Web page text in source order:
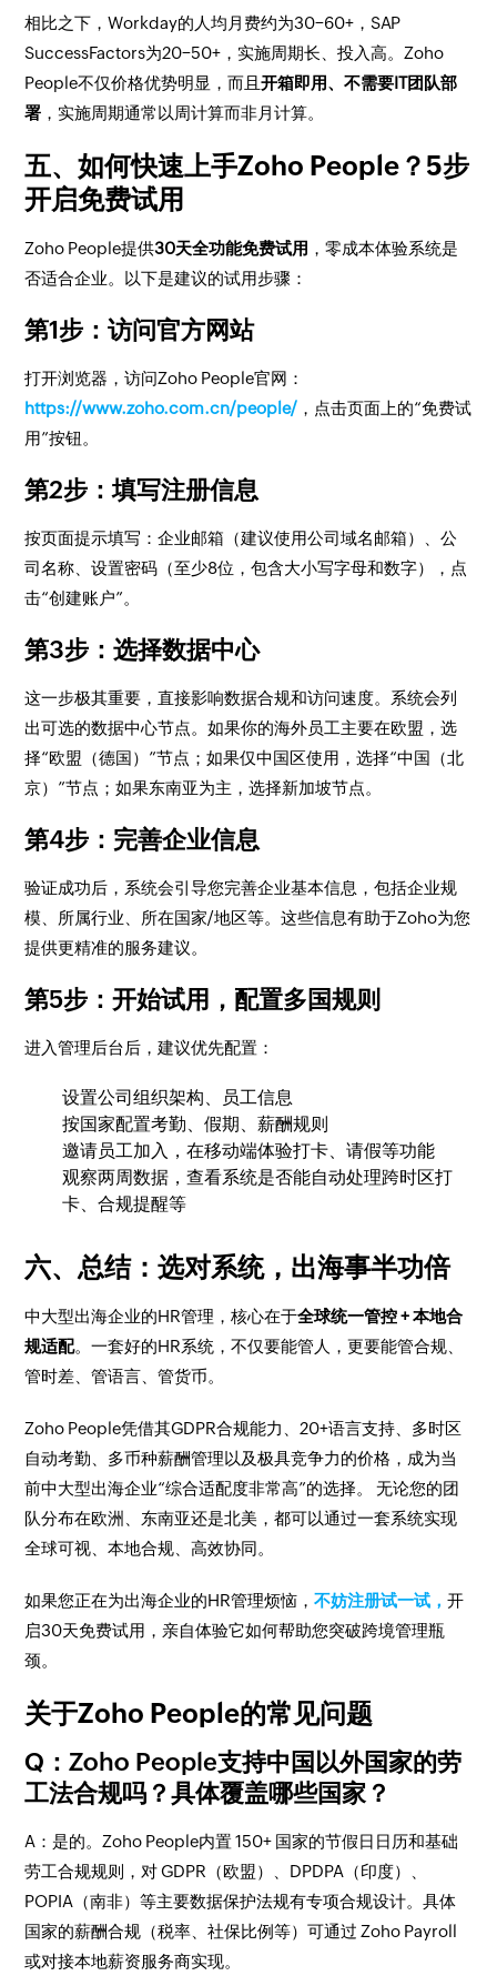
相比之下，Workday的人均月费约为30−60+，SAP
SuccessFactors为20−50+，实施周期长、投入高。Zoho
People不仅价格优势明显，而且开箱即用、不需要IT团队部
署 ，实施周期通常以周计算而非月计算。
五、如何快速上手Zoho People？5步
开启免费试用
Zoho People提供30天全功能免费试用 ，零成本体验系统是
否适合企业。以下是建议的试用步骤：
第1步：访问官方网站
打开浏览器，访问Zoho People官网：
https://www.zoho.com.cn/people/ ，点击页面上的“免费试
用”按钮。
第2步：填写注册信息
按页面提示填写：企业邮箱（建议使用公司域名邮箱）、公
司名称、设置密码（至少8位，包含大小写字母和数字），点
击“创建账户”。
第3步：选择数据中心
这一步极其重要，直接影响数据合规和访问速度。系统会列
出可选的数据中心节点。如果你的海外员工主要在欧盟，选
择“欧盟（德国）”节点；如果仅中国区使用，选择“中国（北
京）”节点；如果东南亚为主，选择新加坡节点。
第4步：完善企业信息
验证成功后，系统会引导您完善企业基本信息，包括企业规
模、所属行业、所在国家/地区等。这些信息有助于Zoho为您
提供更精准的服务建议。
第5步：开始试用，配置多国规则
进入管理后台后，建议优先配置：
设置公司组织架构、员工信息
按国家配置考勤、假期、薪酬规则
邀请员工加入，在移动端体验打卡、请假等功能
观察两周数据，查看系统是否能自动处理跨时区打
卡、合规提醒等
六、总结：选对系统，出海事半功倍
中大型出海企业的HR管理，核心在于全球统一管控 + 本地合
规适配。一套好的HR系统，不仅要能管人，更要能管合规、
管时差、管语言、管货币。
Zoho People凭借其GDPR合规能力、20+语言支持、多时区
自动考勤、多币种薪酬管理以及极具竞争力的价格，成为当
前中大型出海企业“综合适配度非常高”的选择。 无论您的团
队分布在欧洲、东南亚还是北美，都可以通过一套系统实现
全球可视、本地合规、高效协同。
如果您正在为出海企业的HR管理烦恼，不妨注册试一试，开
启30天免费试用，亲自体验它如何帮助您突破跨境管理瓶
颈。
关于Zoho People的常见问题
Q：Zoho People支持中国以外国家的劳
工法合规吗？具体覆盖哪些国家？
A：是的。Zoho People内置 150+ 国家的节假日日历和基础
劳工合规规则，对 GDPR（欧盟）、DPDPA（印度）、
POPIA（南非）等主要数据保护法规有专项合规设计。具体
国家的薪酬合规（税率、社保比例等）可通过 Zoho Payroll
或对接本地薪资服务商实现。